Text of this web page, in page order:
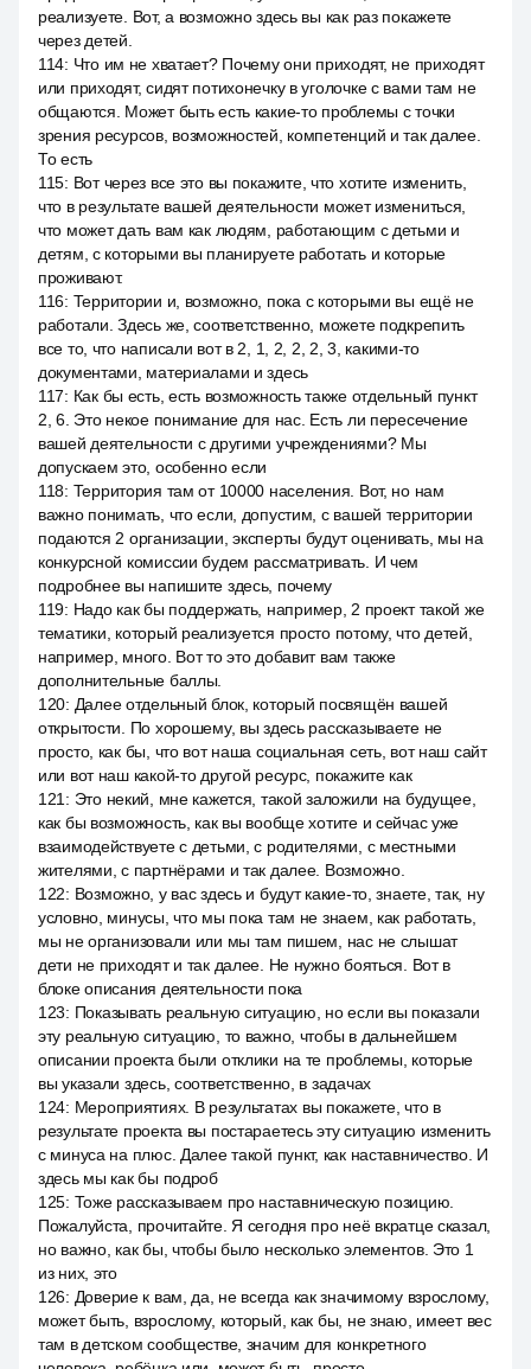
реализуете. Вот, а возможно здесь вы как раз покажете
через детей.
114: Что им не хватает? Почему они приходят, не приходят
или приходят, сидят потихонечку в уголочке с вами там не
общаются. Может быть есть какие-то проблемы с точки
зрения ресурсов, возможностей, компетенций и так далее.
То есть
115: Вот через все это вы покажите, что хотите изменить,
что в результате вашей деятельности может измениться,
что может дать вам как людям, работающим с детьми и
детям, с которыми вы планируете работать и которые
проживают.
116: Территории и, возможно, пока с которыми вы ещё не
работали. Здесь же, соответственно, можете подкрепить
все то, что написали вот в 2, 1, 2, 2, 2, 3, какими-то
документами, материалами и здесь
117: Как бы есть, есть возможность также отдельный пункт
2, 6. Это некое понимание для нас. Есть ли пересечение
вашей деятельности с другими учреждениями? Мы
допускаем это, особенно если
118: Территория там от 10000 населения. Вот, но нам
важно понимать, что если, допустим, с вашей территории
подаются 2 организации, эксперты будут оценивать, мы на
конкурсной комиссии будем рассматривать. И чем
подробнее вы напишите здесь, почему
119: Надо как бы поддержать, например, 2 проект такой же
тематики, который реализуется просто потому, что детей,
например, много. Вот то это добавит вам также
дополнительные баллы.
120: Далее отдельный блок, который посвящён вашей
открытости. По хорошему, вы здесь рассказываете не
просто, как бы, что вот наша социальная сеть, вот наш сайт
или вот наш какой-то другой ресурс, покажите как
121 : Это некий, мне кажется, такой заложили на будущее,
как бы возможность, как вы вообще хотите и сейчас уже
взаимодействуете с детьми, с родителями, с местными
жителями, с партнёрами и так далее. Возможно.
122: Возможно, у вас здесь и будут какие-то, знаете, так, ну
условно, минусы, что мы пока там не знаем, как работать,
мы не организовали или мы там пишем, нас не слышат
дети не приходят и так далее. Не нужно бояться. Вот в
блоке описания деятельности пока
123: Показывать реальную ситуацию, но если вы показали
эту реальную ситуацию, то важно, чтобы в дальнейшем
описании проекта были отклики на те проблемы, которые
вы указали здесь, соответственно, в задачах
124: Мероприятиях. В результатах вы покажете, что в
результате проекта вы постараетесь эту ситуацию изменить
с минуса на плюс. Далее такой пункт, как наставничество. И
здесь мы как бы подроб
125: Тоже рассказываем про наставническую позицию.
Пожалуйста, прочитайте. Я сегодня про неё вкратце сказал,
но важно, как бы, чтобы было несколько элементов. Это 1
из них, это
126: Доверие к вам, да, не всегда как значимому взрослому,
может быть, взрослому, который, как бы, не знаю, имеет вес
там в детском сообществе, значим для конкретного